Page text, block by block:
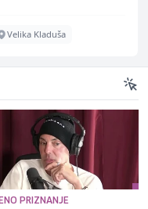
Velika Kladuša
PRIZNANJE